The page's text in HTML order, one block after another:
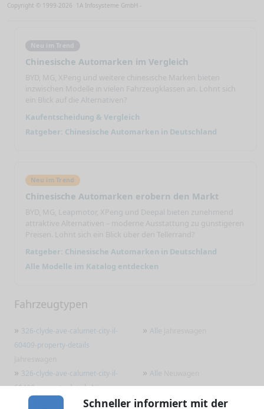
Neu im Trend
Chinesische Automarken im Vergleich
BYD, MG, XPeng und weitere chinesische Marken bieten
inzwischen Modelle in vielen Fahrzeugklassen an. Lohnt sich
ein Blick auf die Alternativen?
Kaufentscheidung & Vergleich
Ratgeber: Chinesische Automarken in Deutschland
Neu im Trend
Chinesische Automarken erobern den Markt
BYD, MG, Leapmotor, XPeng und Deepal bieten zunehmend
attraktive Alternativen – moderne Ausstattung zu günstigeren
Preisen. Lohnt sich ein Blick über den Tellerrand?
Ratgeber: Chinesische Automarken in Deutschland
Alle Modelle im Katalog entdecken
Fahrzeugtypen
» 326-clyde-ave-calumet-city-il-
60409-property-details
» Alle
» 326-clyde-ave-calumet-city-il-
60409-property-detailsNeuwagen
» Alle
Marken Übersicht
Copyright © 1999-2026 1A Infosysteme GmbH -
Schneller informiert mit der